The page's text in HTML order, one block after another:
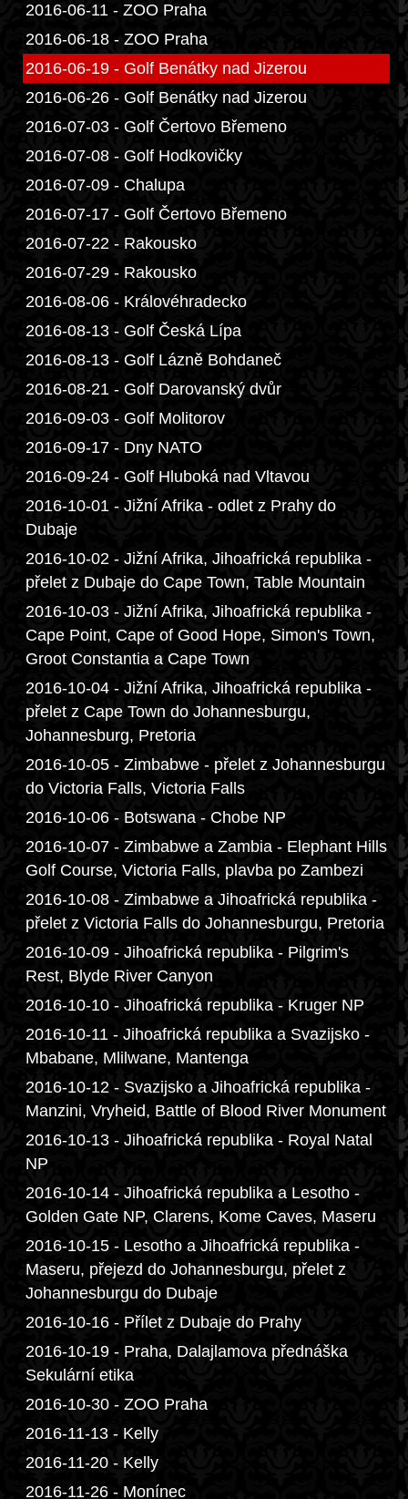
2016-06-11 - ZOO Praha
2016-06-18 - ZOO Praha
2016-06-19 - Golf Benátky nad Jizerou
2016-06-26 - Golf Benátky nad Jizerou
2016-07-03 - Golf Čertovo Břemeno
2016-07-08 - Golf Hodkovičky
2016-07-09 - Chalupa
2016-07-17 - Golf Čertovo Břemeno
2016-07-22 - Rakousko
2016-07-29 - Rakousko
2016-08-06 - Královéhradecko
2016-08-13 - Golf Česká Lípa
2016-08-13 - Golf Lázně Bohdaneč
2016-08-21 - Golf Darovanský dvůr
2016-09-03 - Golf Molitorov
2016-09-17 - Dny NATO
2016-09-24 - Golf Hluboká nad Vltavou
2016-10-01 - Jižní Afrika - odlet z Prahy do
Dubaje
2016-10-02 - Jižní Afrika, Jihoafrická republika -
přelet z Dubaje do Cape Town, Table Mountain
2016-10-03 - Jižní Afrika, Jihoafrická republika -
Cape Point, Cape of Good Hope, Simon's Town,
Groot Constantia a Cape Town
2016-10-04 - Jižní Afrika, Jihoafrická republika -
přelet z Cape Town do Johannesburgu,
Johannesburg, Pretoria
2016-10-05 - Zimbabwe - přelet z Johannesburgu
do Victoria Falls, Victoria Falls
2016-10-06 - Botswana - Chobe NP
2016-10-07 - Zimbabwe a Zambia - Elephant Hills
Golf Course, Victoria Falls, plavba po Zambezi
2016-10-08 - Zimbabwe a Jihoafrická republika -
přelet z Victoria Falls do Johannesburgu, Pretoria
2016-10-09 - Jihoafrická republika - Pilgrim's
Rest, Blyde River Canyon
2016-10-10 - Jihoafrická republika - Kruger NP
2016-10-11 - Jihoafrická republika a Svazijsko -
Mbabane, Mlilwane, Mantenga
2016-10-12 - Svazijsko a Jihoafrická republika -
Manzini, Vryheid, Battle of Blood River Monument
2016-10-13 - Jihoafrická republika - Royal Natal
NP
2016-10-14 - Jihoafrická republika a Lesotho -
Golden Gate NP, Clarens, Kome Caves, Maseru
2016-10-15 - Lesotho a Jihoafrická republika -
Maseru, přejezd do Johannesburgu, přelet z
Johannesburgu do Dubaje
2016-10-16 - Přílet z Dubaje do Prahy
2016-10-19 - Praha, Dalajlamova přednáška
Sekulární etika
2016-10-30 - ZOO Praha
2016-11-13 - Kelly
2016-11-20 - Kelly
2016-11-26 - Monínec